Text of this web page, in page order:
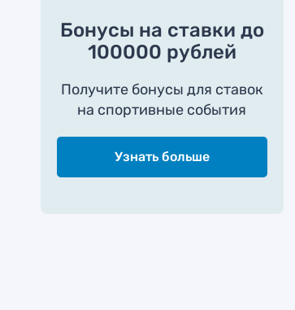
Бонусы на ставки до
100000 рублей
Получите бонусы для ставок
на спортивные события
Узнать больше